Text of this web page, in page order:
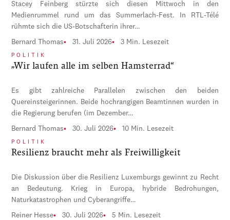
Stacey Feinberg stürzte sich diesen Mittwoch in den
Medienrummel rund um das Summerlach-Fest. In RTL-Télé
rühmte sich die US-Botschafterin ihrer…
Bernard Thomas 31. Juli 2026 3 Min. Lesezeit
POLITIK
„Wir laufen alle im selben Hamsterrad“
Es gibt zahlreiche Parallelen zwischen den beiden
Quereinsteigerinnen. Beide hochrangigen Beamtinnen wurden in
die Regierung berufen (im Dezember…
Bernard Thomas 30. Juli 2026 10 Min. Lesezeit
POLITIK
Resilienz braucht mehr als Freiwilligkeit
Die Diskussion über die Resilienz Luxemburgs gewinnt zu Recht
an Bedeutung. Krieg in Europa, hybride Bedrohungen,
Naturkatastrophen und Cyberangriffe…
Reiner Hesse 30. Juli 2026 5 Min. Lesezeit